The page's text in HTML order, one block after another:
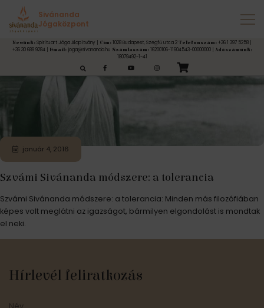
Sivánanda
Jógaközpont
Nevünk: Spirituart Jóga Alapítvány | Cím: 1028 Budapest, Szegfű utca 2 Telefonszám: +36 1 397 5258 |
+36 30 689 9284 |
Email:joga@sivananda.hu Számlaszám:16200106-11604543-00000000 | Adószámunk:
18079492-1-41
Címke:tolerancia
január 4, 2016
Szvámi Sivánanda módszere: a tolerancia
Szvámi Sivánanda módszere: a tolerancia: Minden más filozófiában
képes volt meglátni az igazságot, bármilyen elgondolást is mondtak
el neki.
Hírlevél feliratkozás